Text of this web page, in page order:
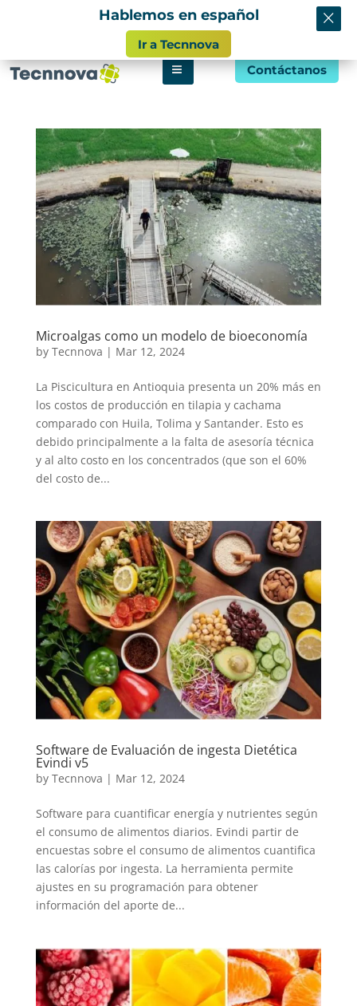
info@tecnnova.org
Contáctanos
Microalgas como un modelo de bioeconomía
by Tecnnova | Mar 12, 2024
La Piscicultura en Antioquia presenta un 20% más en
los costos de producción en tilapia y cachama
comparado con Huila, Tolima y Santander. Esto es
debido principalmente a la falta de asesoría técnica
y al alto costo en los concentrados (que son el 60%
del costo de...
Software de Evaluación de ingesta Dietética
Evindi v5
by Tecnnova | Mar 12, 2024
Software para cuantificar energía y nutrientes según
el consumo de alimentos diarios. Evindi partir de
encuestas sobre el consumo de alimentos cuantifica
las calorías por ingesta. La herramienta permite
ajustes en su programación para obtener
información del aporte de...
Hablemos en español
Ir a Tecnnova
×